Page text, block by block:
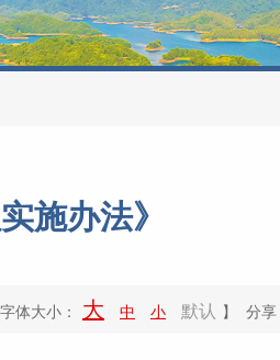
施办法》
字体大小： 大 中 小 默认 】 分享